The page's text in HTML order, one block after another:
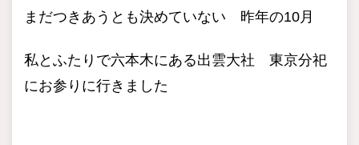
まだつきあうとも決めていない 昨年の10月
私とふたりで六本木にある出雲大社 東京分祀
にお参りに行きました